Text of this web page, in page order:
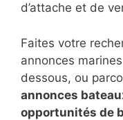
d’attache et de
Faites votre
annonces
dessous, ou
annonces
opportunités de